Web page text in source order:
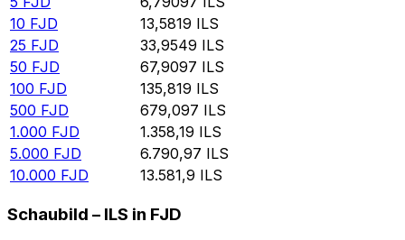
10 FJD 13,5819 ILS
25 FJD 33,9549 ILS
50 FJD 67,9097 ILS
100 FJD 135,819 ILS
500 FJD 679,097 ILS
1.000 FJD 1.358,19 ILS
5.000 FJD 6.790,97 ILS
10.000 FJD 13.581,9 ILS
Schaubild – ILS in FJD